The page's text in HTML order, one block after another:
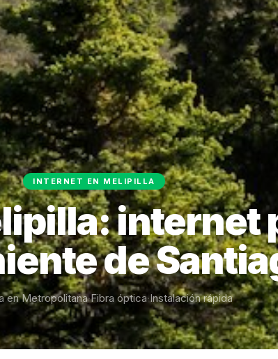
INTERNET EN MELIPILLA
internet
de
en Metropolitana·Fibra óptica·Instalación rápida